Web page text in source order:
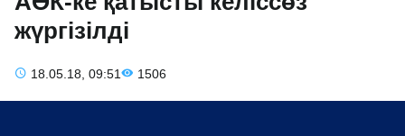
жүргізілді
18.05.18, 09:51 1506